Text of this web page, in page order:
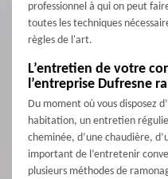
professionnel à qui on peut
toutes les techniques
règles de l'art.
L’entretien de votre
l’entreprise Dufresne
Du moment où vous disposez
habitation, un entretien
cheminée, d’une chaudière,
important de l’entretenir
plusieurs méthodes de